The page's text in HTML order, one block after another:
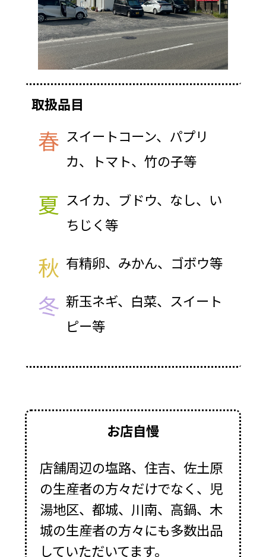
取扱品目
春 スイートコーン、パプリ
カ、トマト、竹の子等
夏 スイカ、ブドウ、なし、い
ちじく等
秋 有精卵、みかん、ゴボウ等
冬 新玉ネギ、白菜、スイート
ピー等
お店自慢
店舗周辺の塩路、住吉、佐土原
の生産者の方々だけでなく、児
湯地区、都城、川南、高鍋、木
城の生産者の方々にも多数出品
していただいてます。